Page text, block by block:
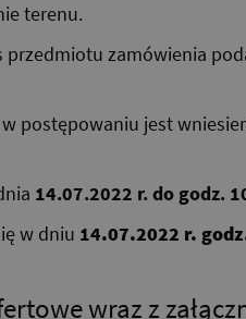
terenu.
przedmiotu zamówienia
postępowaniu jest
14.07.2022 r. do godz.
w dniu 14.07.2022 r.
wraz z